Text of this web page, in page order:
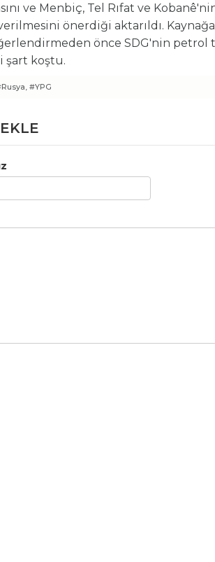
ve Menbiç, Tel Rıfat ve
önerdiği aktarıldı.
önce SDG'nin
şart koştu.
#YPG